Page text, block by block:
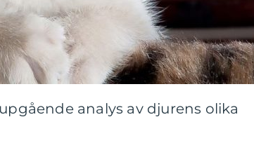
analys av djurens olika